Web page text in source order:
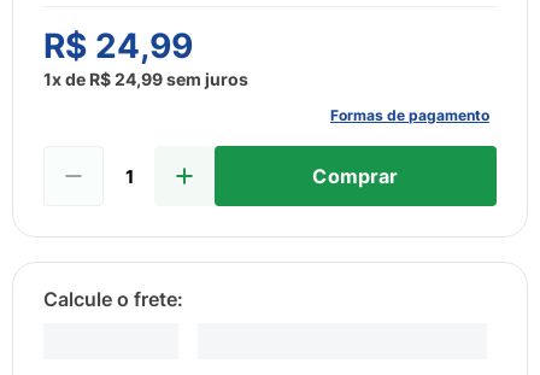
R$ 24,99
1x de R$24,99sem juros
Formas de pagamento
Comprar